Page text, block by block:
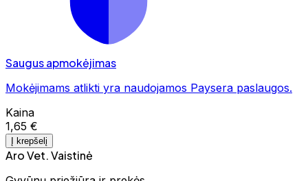
Saugus apmokėjimas
Mokėjimams atlikti yra naudojamos Paysera paslaugos.
Kaina
1,65 €
Į krepšelį
Aro Vet. Vaistinė